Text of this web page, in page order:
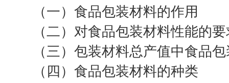
（一）食品包装材料的作用
（二）对食品包装材料性能的
（三）包装材料总产值中食品
（四）食品包装材料的种类